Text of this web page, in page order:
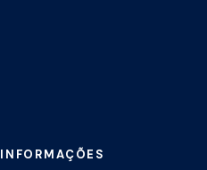
INFORMAÇÕES